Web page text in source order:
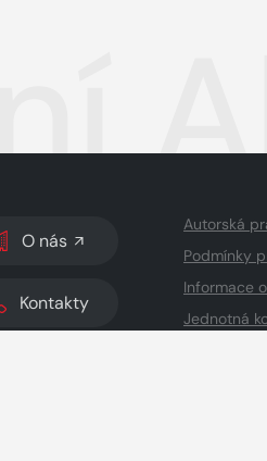
O nás
Kontakty
Autorská
Podmínky
Informace
Jednotná